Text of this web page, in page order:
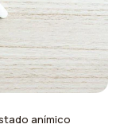
anímico